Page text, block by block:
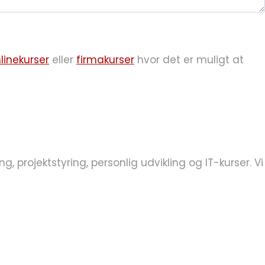
eller firmakurser hvor det er muligt at
projektstyring, personlig udvikling og IT-kurser. Vi